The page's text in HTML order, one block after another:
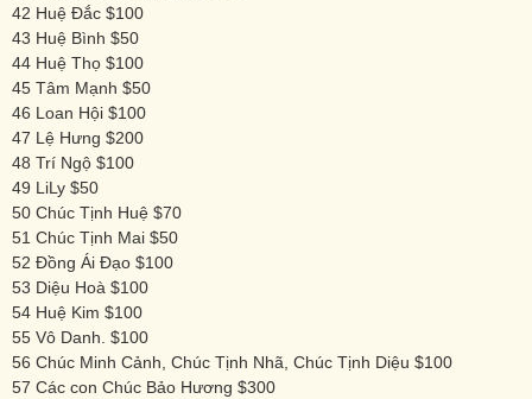
42 Huệ Đắc $100
43 Huệ Bình $50
44 Huệ Thọ $100
45 Tâm Mạnh $50
46 Loan Hội $100
47 Lệ Hưng $200
48 Trí Ngộ $100
49 LiLy $50
50 Chúc Tịnh Huệ $70
51 Chúc Tịnh Mai $50
52 Đồng Ái Đạo $100
53 Diệu Hoà $100
54 Huệ Kim $100
55 Vô Danh. $100
56 Chúc Minh Cảnh, Chúc Tịnh Nhã, Chúc Tịnh Diệu $100
57 Các con Chúc Bảo Hương $300